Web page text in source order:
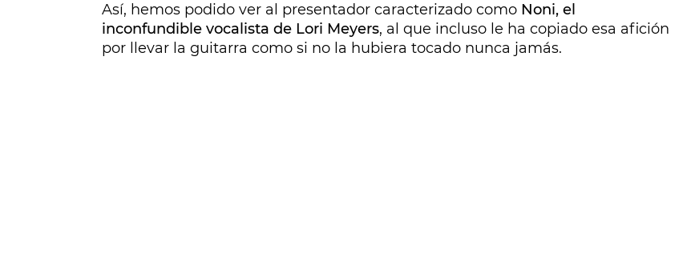
Así, hemos podido ver al presentador caracterizado como Noni, el
inconfundible vocalista de Lori Meyers, al que incluso le ha copiado esa afición
por llevar la guitarra como si no la hubiera tocado nunca jamás.